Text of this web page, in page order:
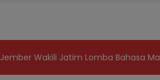
Wakili Jatim Lomba Bahasa